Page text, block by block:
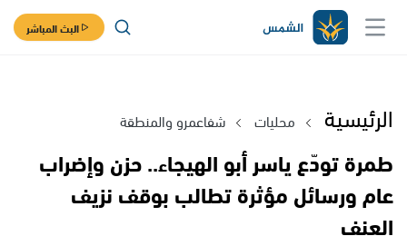
البث المباشر
الرئيسية محليات شفاعمرو والمنطقة
طمرة تودّع ياسر أبو الهيجاء.. حزن وإضراب
عام ورسائل مؤثرة تطالب بوقف نزيف
العنف